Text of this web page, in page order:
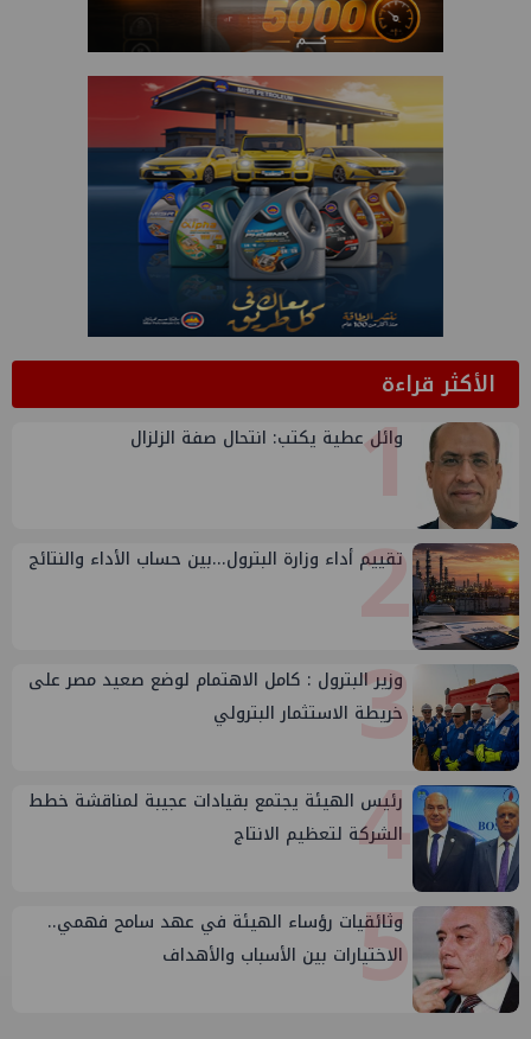
الأكثر قراءة1
وائل عطية يكتب: انتحال صفة الزلزال
2
تقييم أداء وزارة البترول...بين حساب الأداء والنتائج
3
وزير البترول : كامل الاهتمام لوضع صعيد مصر على
خريطة الاستثمار البترولي
4
رئيس الهيئة يجتمع بقيادات عجيبة لمناقشة خطط
الشركة لتعظيم الانتاج
5
وثائقيات رؤساء الهيئة في عهد سامح فهمي..
الاختيارات بين الأسباب والأهداف